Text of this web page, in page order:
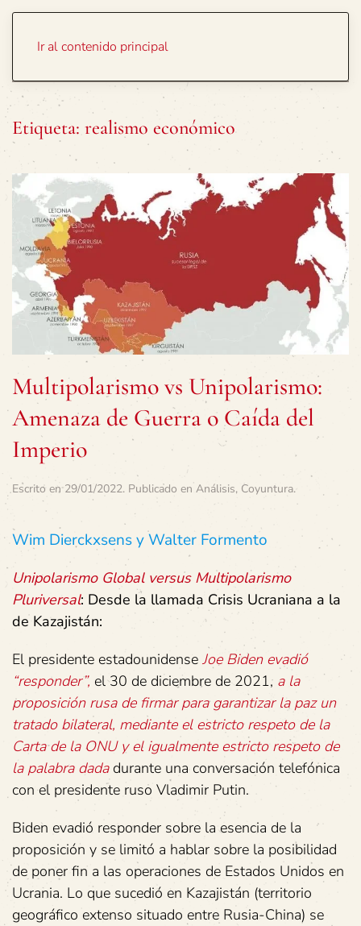
Ir al contenido principal
Etiqueta: realismo económico
Multipolarismo vs Unipolarismo:
Amenaza de Guerra o Caída del
Imperio
Escrito en29/01/2022. Publicado en Análisis, Coyuntura.
Wim Dierckxsens y Walter Formento
Unipolarismo Global versus Multipolarismo
Pluriversal: Desde la llamada Crisis Ucraniana a la
de Kazajistán:
El presidente estadounidense Joe Biden evadió
“responder”, el 30 de diciembre de 2021, a la
proposición rusa de firmar para garantizar la paz un
tratado bilateral, mediante el estricto respeto de la
Carta de la ONUy el igualmente estricto respeto de
la palabra dada durante una ‎conversación telefónica
con el presidente ruso Vladimir Putin.
Biden evadió responder sobre la esencia de la
‎proposición y se limitó a hablar sobre la posibilidad
de poner fin a las operaciones de ‎Estados Unidos en
Ucrania. Lo que sucedió en Kazajistán (territorio
geográfico extenso situado entre Rusia-China) se